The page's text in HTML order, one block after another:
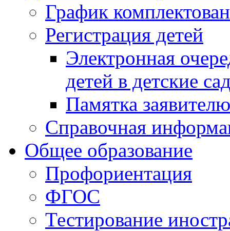
График
Регистрация детей
Электронная
детей в детские
Памятка заявителю
Справочная
Общее образование
Профориентация
ФГОС
Тестирование